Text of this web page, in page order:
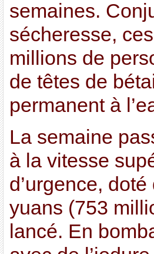
semaines.
sécheresse,
millions de
de têtes de
permanent à
La semaine
à la vitesse
d’urgence,
yuans (753
lancé. En